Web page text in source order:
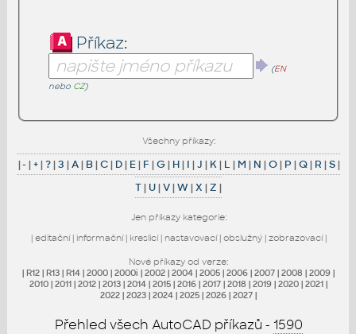
Příkaz:
(EN
nebo CZ)
Všechny příkazy:
|- |+|?|3 |A| B|C| D| E| F |G| H| I |J | K| L | M | N |O| P |Q| R |S|
T| U|V|W|X |Z |
Jen příkazy kategorie:
| editační| informační| kreslicí| nastavovací| obslužný| zobrazovací|
Nové příkazy od verze:
| R12 | R13 | R14 | 2000 | 2000i | 2002 | 2004 | 2005 | 2006 | 2007 | 2008 | 2009 |
2010 | 2011 | 2012 | 2013 | 2014 | 2015 | 2016 | 2017 | 2018 | 2019 | 2020 | 2021 |
2022 | 2023 | 2024 | 2025 | 2026 | 2027 |
Přehled všech AutoCAD příkazů - 1590